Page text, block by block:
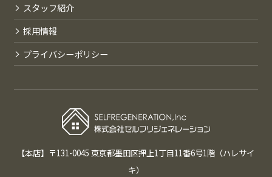
スタッフ紹介
採用情報
プライバシーポリシー
【本店】〒131-0045 東京都墨田区押上1丁目11番6号1階（ハレサイ
キ）